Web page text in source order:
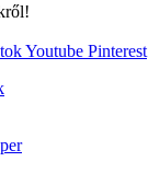
Youtube Pinterest